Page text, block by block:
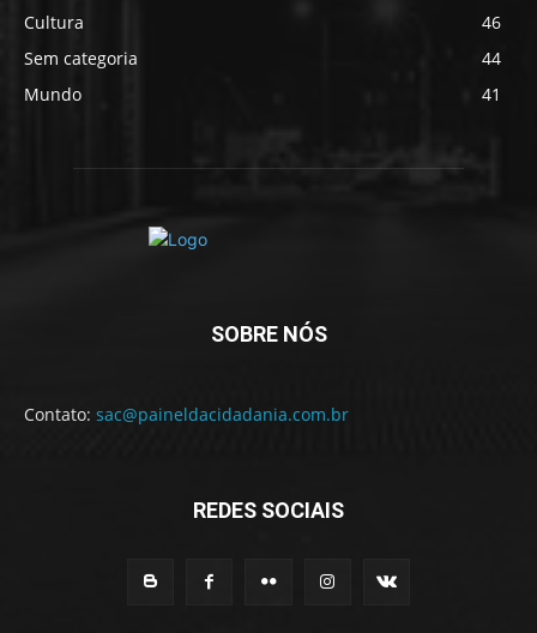
Cultura
46
Sem categoria
44
Mundo
41
SOBRE NÓS
Contato: sac@paineldacidadania.com.br
REDES SOCIAIS